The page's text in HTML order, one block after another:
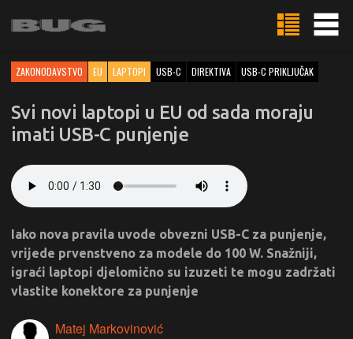
ZAKONODAVSTVO EU LAPTOPI USB-C DIREKTIVA USB-C PRIKLJUČAK
Svi novi laptopi u EU od sada moraju
imati USB-C punjenje
Iako nova pravila uvode obvezni USB-C za punjenje,
vrijede prvenstveno za modele do 100 W. Snažniji,
igraći laptopi djelomično su izuzeti te mogu zadržati
vlastite konektore za punjenje
Matej Markovinović